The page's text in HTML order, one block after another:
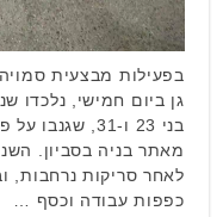
בפעילות מבצעית
גן ביום חמישי, נלכדו
בני 23 ו-31,
מאתר בניה בסביון.
לאחר סריקות נרחבות,
כפפות עבודה וכסף …